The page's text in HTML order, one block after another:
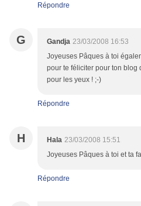
Répondre
G Gandja 23/03/2008 16:53
Joyeuses Pâques à toi
pour te féliciter pour ton blog
pour les yeux ! ;-)
Répondre
H Hala 23/03/2008 15:51
Joyeuses Pâques à toi et ta
Répondre